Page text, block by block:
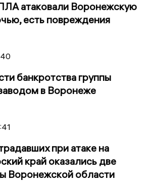
атаковали Воронежскую
есть повреждения
банкротства группы
в Воронеже
при атаке на
край оказались две
Воронежской области